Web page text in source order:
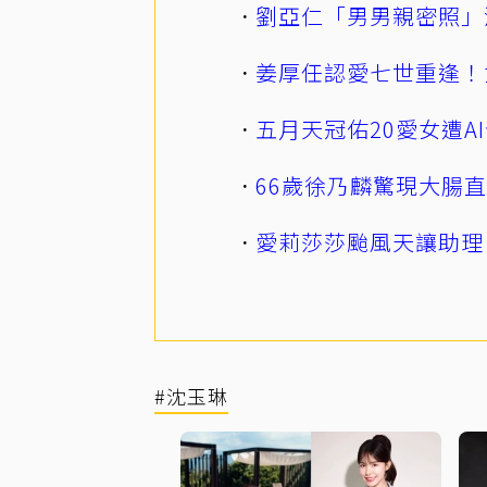
劉亞仁「男男親密照
姜厚任認愛七世重逢
五月天冠佑20愛女遭
66歲徐乃麟驚現大腸
愛莉莎莎颱風天讓助
#沈玉琳